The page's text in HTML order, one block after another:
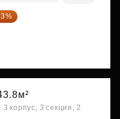
корпус, 3 секция, 2